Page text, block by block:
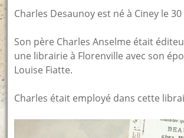
Charles Desaunoy est né à Ciney le
Son père Charles Anselme était
une librairie à Florenville avec son
Louise Fiatte.
Charles était employé dans cette